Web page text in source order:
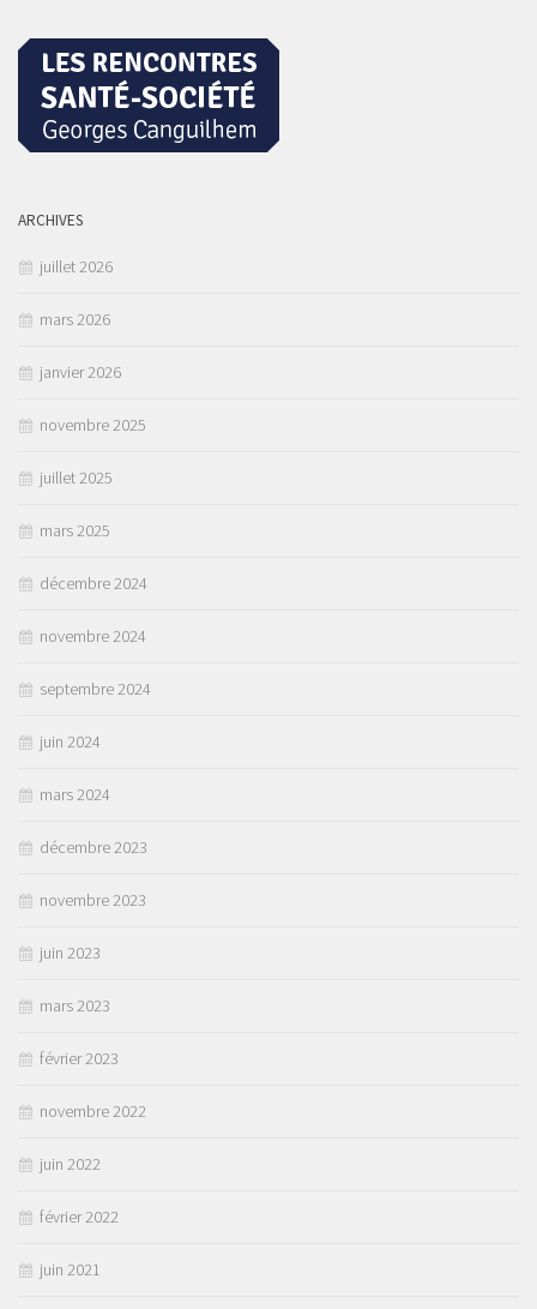
ARCHIVES
juillet 2026
mars 2026
janvier 2026
novembre 2025
juillet 2025
mars 2025
décembre 2024
novembre 2024
septembre 2024
juin 2024
mars 2024
décembre 2023
novembre 2023
juin 2023
mars 2023
février 2023
novembre 2022
juin 2022
février 2022
juin 2021